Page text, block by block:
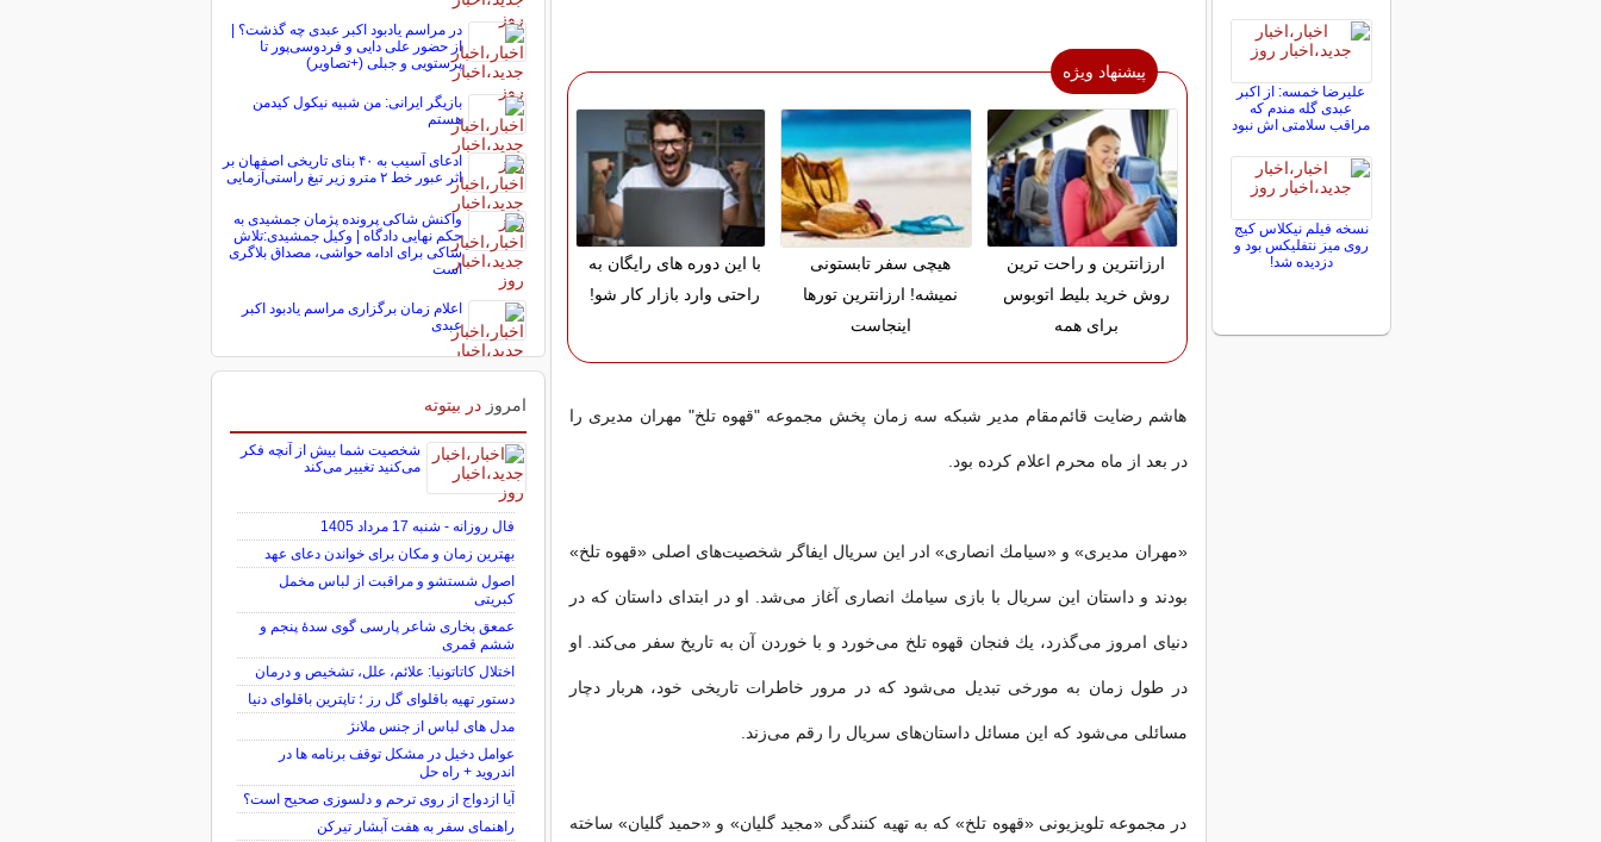
پیشنهاد ویژه
ارزانترین و راحت ترین
روش خرید بلیط اتوبوس
برای همه
هیچی سفر تابستونی
نمیشه! ارزانترین تورها
اینجاست
با این دوره های رایگان به
راحتی وارد بازار کار شو!
هاشم رضایت قائم‌مقام مدیر شبکه سه زمان پخش مجموعه "قهوه تلخ" مهران مدیری را
در بعد از ماه محرم اعلام کرده بود.
«مهران مدیری» و «سیامك انصاری» ادر این سریال ایفاگر شخصیت‌های اصلی «قهوه تلخ»
بودند و داستان این سریال با بازی سیامك انصاری آغاز می‌شد. او در ابتدای داستان كه در
دنیای امروز می‌گذرد، یك فنجان قهوه تلخ می‌خورد و با خوردن آن به تاریخ سفر می‌كند. او
در طول زمان به مورخی تبدیل می‌شود كه در مرور خاطرات تاریخی خود، هربار دچار
مسائلی می‌شود كه این مسائل داستان‌های سریال را رقم می‌زند.
در مجموعه تلویزیونی «قهوه تلخ» كه به تهیه كنندگی «مجید گلیان» و «حمید گلیان» ساخته
علیرضا خمسه: از اکبر
عبدی گله مندم که
مراقب سلامتی اش نبود
نسخه فیلم نیکلاس کیج
روی میز نتفلیکس بود و
دزدیده شد!
در مراسم یادبود اکبر عبدی چه گذشت؟ |
از حضور علی دایی و فردوسی‌پور تا
پرستویی و جبلی (+تصاویر)
بازیگر ایرانی: من شبیه نیکول کیدمن
هستم
ادعای آسیب به ۴۰ بنای تاریخی اصفهان بر
اثر عبور خط ۲ مترو زیر تیغ راستی‌آزمایی
واکنش شاکی پرونده پژمان جمشیدی به
حکم نهایی دادگاه | وکیل جمشیدی:تلاش
شاکی برای ادامه حواشی، مصداق بلاگری
است
اعلام زمان برگزاری مراسم یادبود اکبر
عبدی
امروز در بیتوته
شخصیت شما بیش از آنچه فکر
می‌کنید تغییر می‌کند
فال روزانه - شنبه 17 مرداد 1405
بهترین زمان و مکان برای خواندن دعای عهد
اصول شستشو و مراقبت از لباس مخمل
کبریتی
عمعق بخاری شاعر پارسی گوی سدهٔ پنجم و
ششم قمری
اختلال کاتاتونیا: علائم، علل، تشخیص و درمان
دستور تهیه باقلوای گل رز ؛ تاپترین باقلوای دنیا
مدل های لباس از جنس ملانژ
عوامل دخیل در مشکل توقف برنامه ها در
اندروید + راه حل
آیا ازدواج از روی ترحم و دلسوزی صحیح است؟
راهنمای سفر به هفت آبشار تیرکن